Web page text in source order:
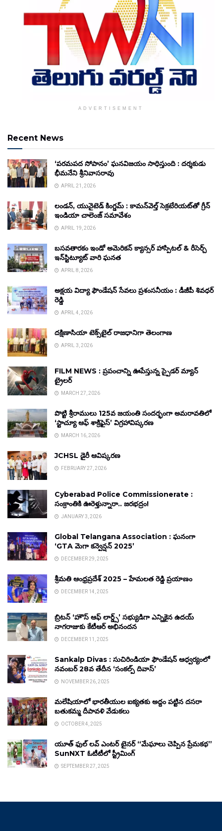
ADVERTISEMENT
Recent News
‘పరమపద సోపానం’ ఘనవిజయం సాధిస్తుంది : దర్శకుడు
భీమనేని శ్రీనివాసరావు
APRIL 21, 2026
లండన్, యునైటెడ్ కింగ్డమ్ : కామన్‌వెల్త్ సెక్రటేరియట్‌తో గ్రీన్
ఇండియా చాలెంజ్ సమావేశం
APRIL 19, 2026
బసవతారకం ఇండో అమెరికన్ క్యాన్సర్ హాస్పిటల్ & రీసెర్చ్
ఇన్‌స్టిట్యూట్ వారి ఘనత
APRIL 8, 2026
అక్షయ విద్యా ఫౌండేషన్ సేవలు ప్రశంసనీయం : డీజీపీ శివధర్
రెడ్డి
APRIL 4, 2026
దక్షిణాసియా టెక్స్‌టైల్ రాజధానిగా తెలంగాణ
APRIL 3, 2026
FILM NEWS : ప్రపంచాన్ని ఊపేస్తున్న స్పైడర్ మ్యాన్
ట్రైలర్
MARCH 27, 2026
పొట్టి శ్రీరాములు 125వ జయంతి సందర్భంగా అమరావతిలో
‘స్టాచ్యూ ఆఫ్ శాక్రిఫైస్’ విగ్రహావిష్కరణ
MARCH 16, 2026
JCHSL డైరీ ఆవిష్కరణ
FEBRUARY 27, 2026
Cyberabad Police Commissionerate :
సంక్రాంతికి ఊరెళ్తున్నారా.. జరభద్రం!
JANUARY 3, 2026
Global Telangana Association : ఘనంగా
‘GTA మెగా కన్వెన్షన్ 2025’
DECEMBER 29, 2025
శ్రీమతి ఆంధ్రప్రదేశ్ 2025 – హేమలత రెడ్డి ప్రయాణం
DECEMBER 14, 2025
బ్రిటన్ ‘హౌస్ ఆఫ్ లార్డ్స్’ సభ్యుడిగా ఎన్నికైన ఉదయ్
నాగరాజుకు కేటీఆర్ అభినందన
DECEMBER 11, 2025
Sankalp Divas : సుచిరిండియా ఫౌండేషన్ ఆధ్వర్యంలో
నవంబర్ 28వ తేదీన ‘సంకల్ప్ దివాస్’
NOVEMBER 26, 2025
మలేషియాలో భారతీయుల ఐక్యతకు అద్దం పట్టిన దసరా
బతుకమ్మ దీపావళి వేడుకలు
OCTOBER 4, 2025
యూత్ ఫుల్ లవ్ ఎంటర్ టైనర్ “మేఘాలు చెప్పిన ప్రేమకథ”
SunNXT ఓటీటీలో స్ట్రీమింగ్
SEPTEMBER 27, 2025